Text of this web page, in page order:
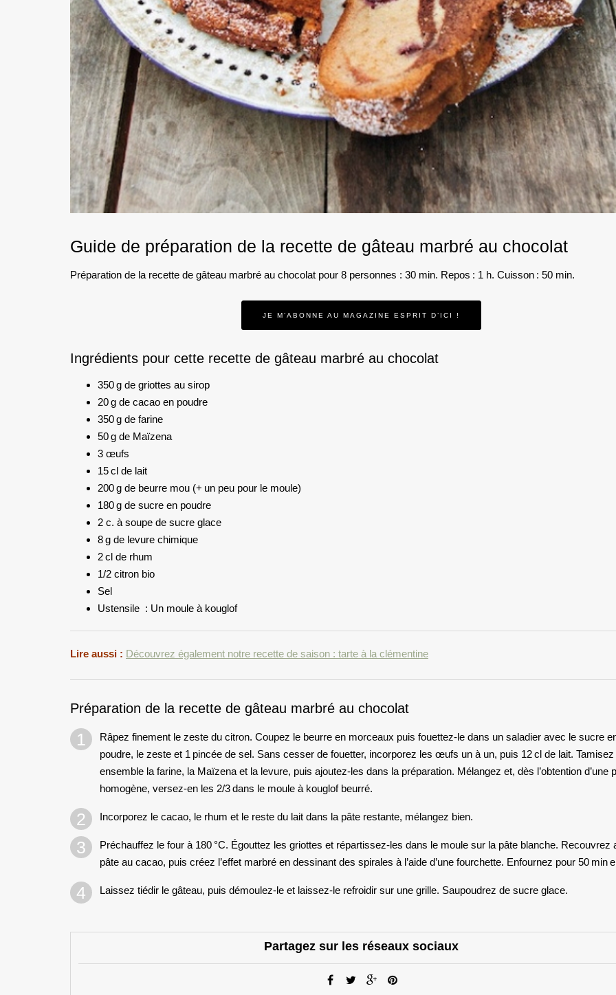
Guide de préparation de la recette de gâteau marbré au chocolat
Préparation de la recette de gâteau marbré au chocolat pour 8 personnes : 30 min. Repos : 1 h. Cuisson : 50 min.
JE M’ABONNE AU MAGAZINE ESPRIT D’ICI !
Ingrédients pour cette recette de gâteau marbré au chocolat
350 g de griottes au sirop
20 g de cacao en poudre
350 g de farine
50 g de Maïzena
3 œufs
15 cl de lait
200 g de beurre mou (+ un peu pour le moule)
180 g de sucre en poudre
2 c. à soupe de sucre glace
8 g de levure chimique
2 cl de rhum
1/2 citron bio
Sel
Ustensile : Un moule à kouglof
Lire aussi : Découvrez également notre recette de saison : tarte à la clémentine
Préparation de la recette de gâteau marbré au chocolat
Râpez finement le zeste du citron. Coupez le beurre en morceaux puis fouettez-le dans un saladier avec le sucre
poudre, le zeste et 1 pincée de sel. Sans cesser de fouetter, incorporez les œufs un à un, puis 12 cl de lait. Tamisez
ensemble la farine, la Maïzena et la levure, puis ajoutez-les dans la préparation. Mélangez et, dès l’obtention d’une
homogène, versez-en les 2/3 dans le moule à kouglof beurré.
Incorporez le cacao, le rhum et le reste du lait dans la pâte restante, mélangez bien.
Préchauffez le four à 180 °C. Égouttez les griottes et répartissez-les dans le moule sur la pâte blanche. Recouvrez
pâte au cacao, puis créez l’effet marbré en dessinant des spirales à l’aide d’une fourchette. Enfournez pour 50 min
Laissez tiédir le gâteau, puis démoulez-le et laissez-le refroidir sur une grille. Saupoudrez de sucre glace.
Partagez sur les réseaux sociaux